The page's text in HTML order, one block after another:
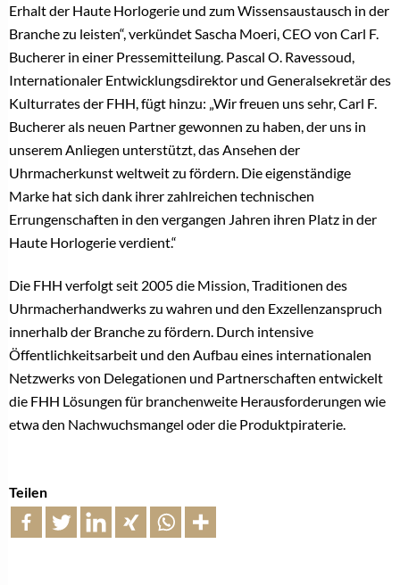
Erhalt der Haute Horlogerie und zum Wissensaustausch in der
Branche zu leisten“, verkündet Sascha Moeri, CEO von Carl F.
Bucherer in einer Pressemitteilung. Pascal O. Ravessoud,
Internationaler Entwicklungsdirektor und Generalsekretär des
Kulturrates der FHH, fügt hinzu: „Wir freuen uns sehr, Carl F.
Bucherer als neuen Partner gewonnen zu haben, der uns in
unserem Anliegen unterstützt, das Ansehen der
Uhrmacherkunst weltweit zu fördern. Die eigenständige
Marke hat sich dank ihrer zahlreichen technischen
Errungenschaften in den vergangen Jahren ihren Platz in der
Haute Horlogerie verdient.“
Die FHH verfolgt seit 2005 die Mission, Traditionen des
Uhrmacherhandwerks zu wahren und den Exzellenzanspruch
innerhalb der Branche zu fördern. Durch intensive
Öffentlichkeitsarbeit und den Aufbau eines internationalen
Netzwerks von Delegationen und Partnerschaften entwickelt
die FHH Lösungen für branchenweite Herausforderungen wie
etwa den Nachwuchsmangel oder die Produktpiraterie.
Teilen